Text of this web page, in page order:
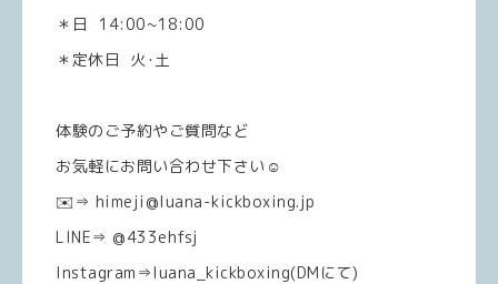
＊日 14:00~18:00
＊定休日 火･土
体験のご予約やご質問など
お気軽にお問い合わせ下さい☺️
✉️⇒ himeji@luana-kickboxing.jp
LINE⇒ @433ehfsj
Instagram⇒luana_kickboxing(DMにて)